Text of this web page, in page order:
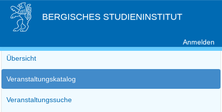
BERGISCHES STUDIENINSTITUT
Anmelden
Übersicht
Veranstaltungskatalog
Veranstaltungssuche